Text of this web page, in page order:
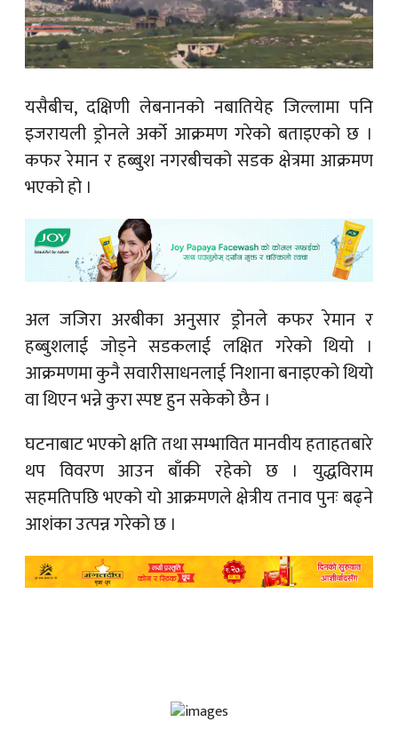
यसैबीच, दक्षिणी लेबनानको नबातियेह जिल्लामा पनि
इजरायली ड्रोनले अर्को आक्रमण गरेको बताइएको छ ।
कफर रेमान र हब्बुश नगरबीचको सडक क्षेत्रमा आक्रमण
भएको हो ।
अल जजिरा अरबीका अनुसार ड्रोनले कफर रेमान र
हब्बुशलाई जोड्ने सडकलाई लक्षित गरेको थियो ।
आक्रमणमा कुनै सवारीसाधनलाई निशाना बनाइएको थियो
वा थिएन भन्ने कुरा स्पष्ट हुन सकेको छैन ।
घटनाबाट भएको क्षति तथा सम्भावित मानवीय हताहतबारे
थप विवरण आउन बाँकी रहेको छ । युद्धविराम
सहमतिपछि भएको यो आक्रमणले क्षेत्रीय तनाव पुनः बढ्ने
आशंका उत्पन्न गरेको छ ।